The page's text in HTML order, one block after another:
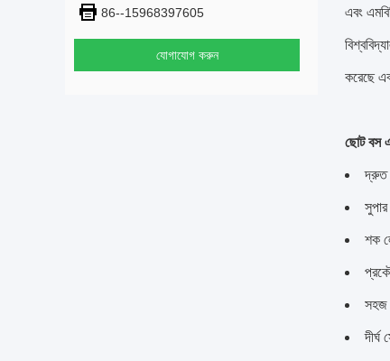
86--15968397605
যোগাযোগ করুন
এবং
করেছে
ছোট বস
দ্রুত
শক
সহজ